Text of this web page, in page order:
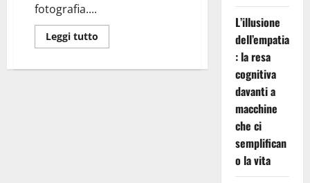
fotografia....
Leggi tutto
di
Breve
L’illusione
dell’empatia
: la resa
cognitiva
davanti a
macchine
che ci
semplifican
o la vita